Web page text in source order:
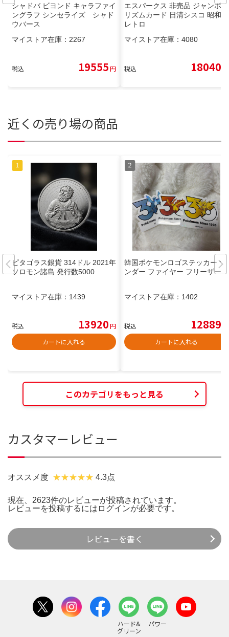
シャドバ ビヨンド キャラファイ
ングラフ シンセライズ シャド
ウバース
マイストア在庫： 2267
税込 19555円
エスパークス 非売品 ジャンボプ
リズムカード 日清シスコ 昭和
レトロ
マイストア在庫： 4080
税込 18040
近くの売り場の商品
ピタゴラス銀貨 314ドル 2021年
ソロモン諸島 発行数5000
マイストア在庫： 1439
税込 13920円
カートに入れる
韓国ポケモンロゴステッカー サ
ンダー ファイヤー フリーザー
マイストア在庫： 1402
税込 12889
カートに入れる
このカテゴリをもっと見る
カスタマーレビュー
オススメ度 4.3点
現在、2623件のレビューが投稿されています。
レビューを投稿するには ログインが必要です。
レビューを書く
ハード&
グリーン
パワー